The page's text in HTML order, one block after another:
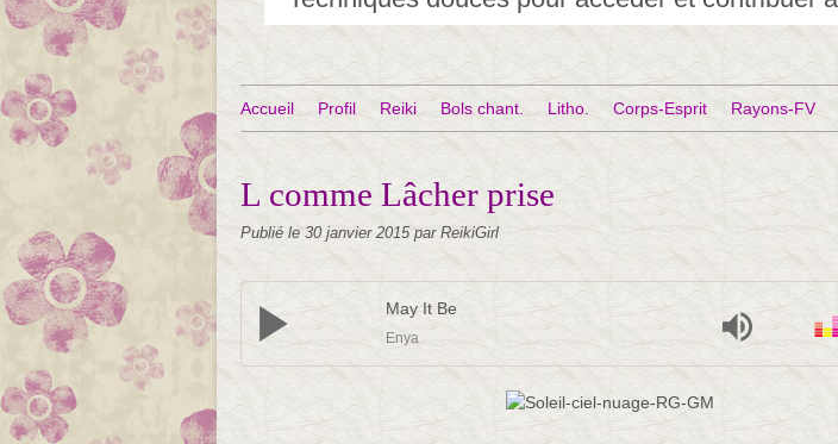
Accueil Profil Reiki Bols chant. Litho. Corps-Esprit Rayons-FV
L comme Lâcher prise
Publié le 30 janvier 2015 par ReikiGirl
May It Be
Enya